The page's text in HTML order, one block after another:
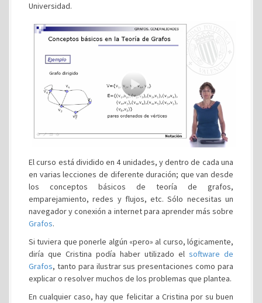
Universidad.
El curso está dividido en 4 unidades, y dentro de cada una
en varias lecciones de diferente duración; que van desde
los conceptos básicos de teoría de grafos,
emparejamiento, redes y flujos, etc. Sólo necesitas un
navegador y conexión a internet para aprender más sobre
Grafos.
Si tuviera que ponerle algún «pero» al curso, lógicamente,
diría que Cristina podía haber utilizado el software de
Grafos, tanto para ilustrar sus presentaciones como para
explicar o resolver muchos de los problemas que plantea.
En cualquier caso, hay que felicitar a Cristina por su buen